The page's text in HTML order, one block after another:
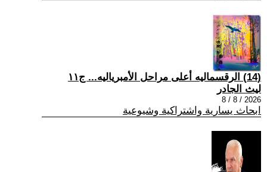
(14) الرقسماليه أعلى مراحل الأمبرياليه... ج١١
ليث الجادر
2026 / 8 / 8
ابحاث يسارية واشتراكية وشيوعية